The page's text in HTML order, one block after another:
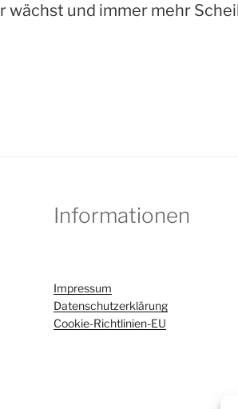
wächst und immer mehr
Informationen
Impressum
Datenschutzerklärung
Cookie-Richtlinien-EU